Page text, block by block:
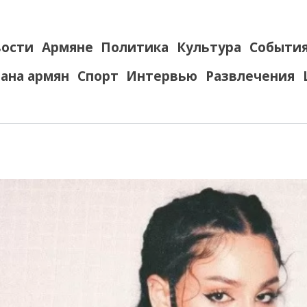
Армяне Политика Культура
армян Спорт Интервью Развлечения